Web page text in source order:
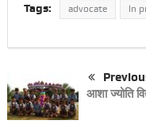
Tags: advocate ln
आशा ज्योति